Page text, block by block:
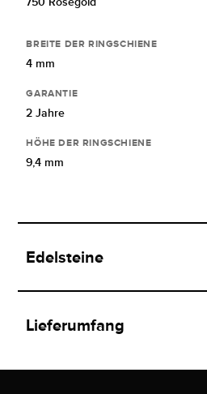
BREITE DER RINGSCHIENE
4 mm
GARANTIE
2 Jahre
HÖHE DER RINGSCHIENE
9,4 mm
Edelsteine
Lieferumfang